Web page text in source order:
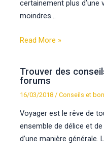
certainement plus d’une
moindres…
Read More »
Trouver des
forums
16/03/2018 /Conseils et
Voyager est le rêve de
ensemble de délice et
d’une manière générale.